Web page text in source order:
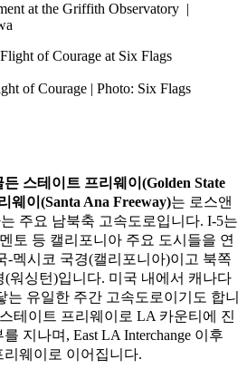
at the Griffith Observatory |
of Courage | Photo: Six Flags
스테이트 프리웨이(Golden State
웨이(Santa Ana Freeway)는 로스앤
주요 남북축 고속도로입니다. I-5는
토 등 캘리포니아 주요 도시들을 연
-멕시코 국경(캘리포니아)이고 북쪽
워싱턴)입니다. 미국 내에서 캐나다
는 유일한 주간 고속도로이기도 합니
테이트 프리웨이로 LA 카운티에 진
지나며, East LA Interchange 이후
웨이로 이어집니다.